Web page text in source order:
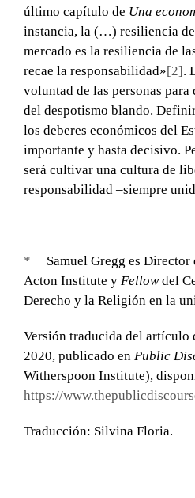
último capítulo de Una
instancia, la (…) resiliencia de
mercado es la resiliencia de
recae la responsabilidad»[2].
voluntad de las personas
del despotismo blando.
los deberes económicos del
importante y hasta decisivo.
será cultivar una cultura de
responsabilidad –siempre
* Samuel Gregg es Director
Acton Institute y Fellowdel
Derecho y la Religión en la
Versión traducida del artículo
2020, publicado en Public
Witherspoon Institute),
https://
Traducción: Silvina Floria.